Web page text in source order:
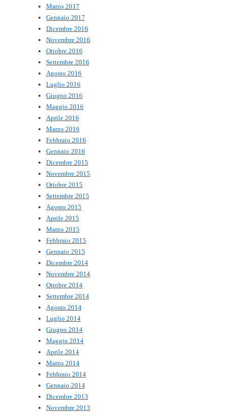
Marzo 2017
Gennaio 2017
Dicembre 2016
Novembre 2016
Ottobre 2016
Settembre 2016
Agosto 2016
Luglio 2016
Giugno 2016
Maggio 2016
Aprile 2016
Marzo 2016
Febbraio 2016
Gennaio 2016
Dicembre 2015
Novembre 2015
Ottobre 2015
Settembre 2015
Agosto 2015
Aprile 2015
Marzo 2015
Febbraio 2015
Gennaio 2015
Dicembre 2014
Novembre 2014
Ottobre 2014
Settembre 2014
Agosto 2014
Luglio 2014
Giugno 2014
Maggio 2014
Aprile 2014
Marzo 2014
Febbraio 2014
Gennaio 2014
Dicembre 2013
Novembre 2013